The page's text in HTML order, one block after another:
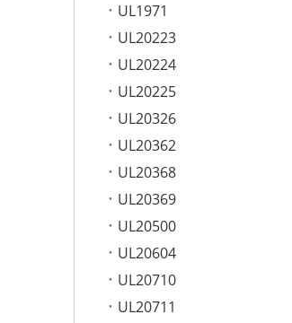
UL1971
UL20223
UL20224
UL20225
UL20326
UL20362
UL20368
UL20369
UL20500
UL20604
UL20710
UL20711